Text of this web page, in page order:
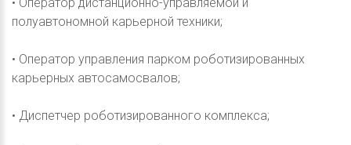
• Оператор дистанционно-управляемой и
полуавтономной карьерной техники;
• Оператор управления парком роботизированных
карьерных автосамосвалов;
• Диспетчер роботизированного комплекса;